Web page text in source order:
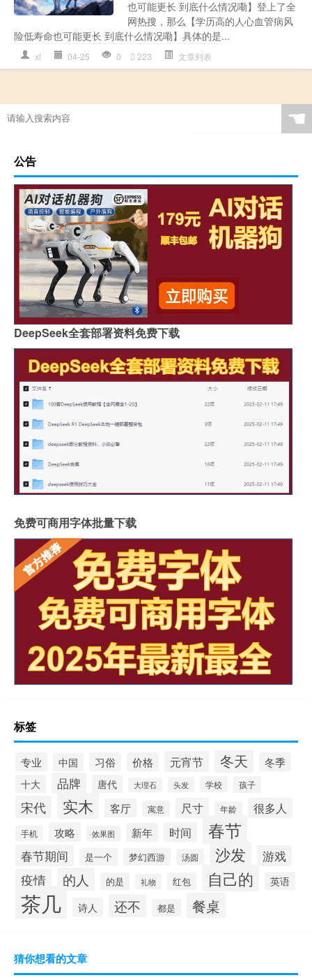
也可能更长 到底什么情况嘞】登上了全
网热搜，那么【学历高的人心血管病风
险低寿命也可能更长 到底什么情况嘞】具体的是...
xl 04-25 0 223 文章列表
☚
公告
DeepSeek全套部署资料免费下载
免费可商用字体批量下载
标签
专业 中国 习俗 价格 元宵节 冬天 冬季
十大 品牌 唐代 大理石 头发 学校 孩子
宋代 实木 客厅 寓意 尺寸 年龄 很多人
手机 攻略 效果图 新年 时间 春节
春节期间 是一个 梦幻西游 汤圆 沙发 游戏
疫情 的人 的是 礼物 红包 自己的 英语
茶几 诗人 还不 都是 餐桌
猜你想看的文章